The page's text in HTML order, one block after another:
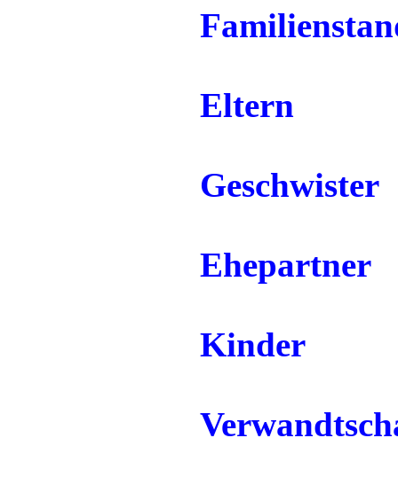
Eltern
Geschwister
Ehepartner
Kinder